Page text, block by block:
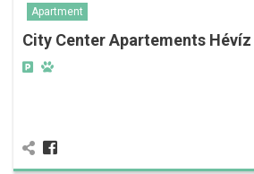
Apartment
City Center Apartements Hévíz